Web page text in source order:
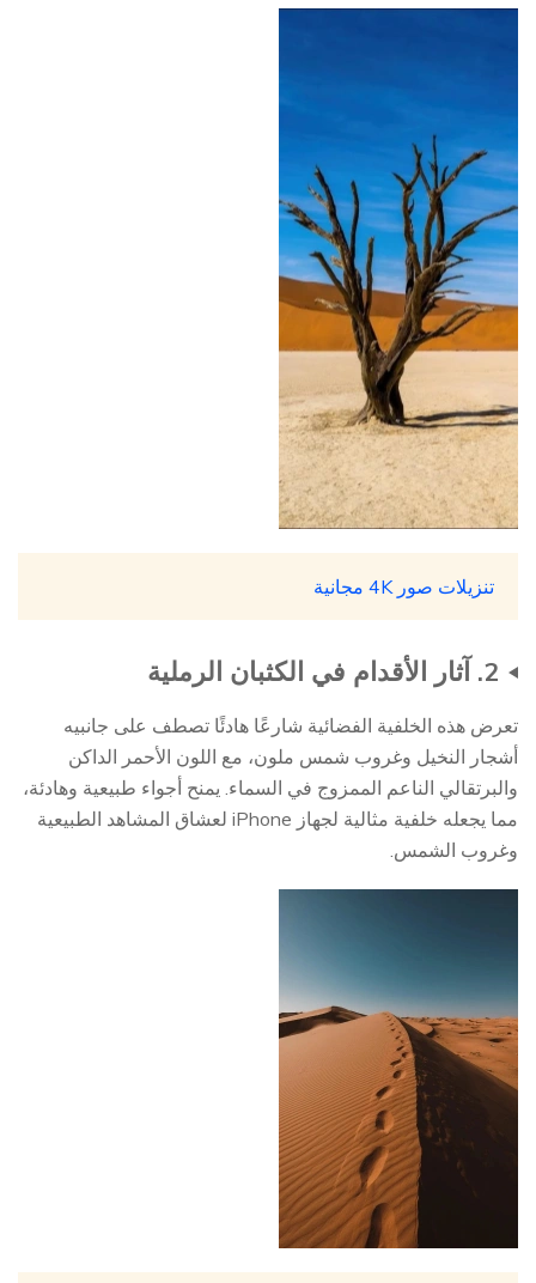
تنزيلات صور 4K مجانية
2. آثار الأقدام في الكثبان الرملية
تعرض هذه الخلفية الفضائية شارعًا هادئًا تصطف على جانبيه
أشجار النخيل وغروب شمس ملون، مع اللون الأحمر الداكن
والبرتقالي الناعم الممزوج في السماء. يمنح أجواء طبيعية وهادئة،
مما يجعله خلفية مثالية لجهاز iPhone لعشاق المشاهد الطبيعية
وغروب الشمس.